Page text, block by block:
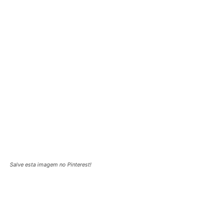
Salve esta imagem no Pinterest!